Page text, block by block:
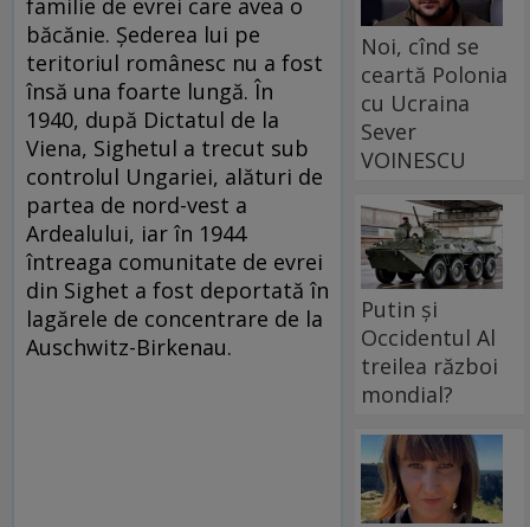
băcănie. Șederea lui pe
teritoriul românesc nu a fost
însă una foarte lungă. În
1940, după Dictatul de la
Viena, Sighetul a trecut sub
controlul Ungariei, alături de
partea de nord-vest a
Ardealului, iar în 1944
întreaga comunitate de evrei
din Sighet a fost deportată în
lagărele de concentrare de la
Auschwitz-Birkenau.
Noi, cînd se
ceartă Polonia
cu Ucraina
Sever
VOINESCU
Putin și
Occidentul Al
treilea război
mondial?